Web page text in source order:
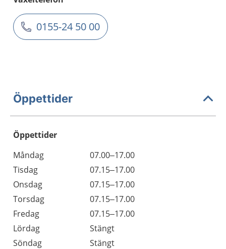
0155-24 50 00
Öppettider
Öppettider
Dag
Öppettider
Kommentarer
Måndag
07.00–17.00
Tisdag
07.15–17.00
Onsdag
07.15–17.00
Torsdag
07.15–17.00
Fredag
07.15–17.00
Lördag
Stängt
Söndag
Stängt